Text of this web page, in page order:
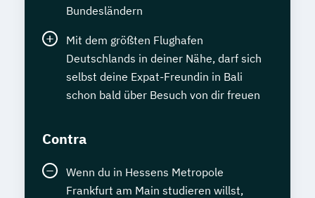
Bundesländern
Mit dem größten Flughafen
Deutschlands in deiner Nähe, darf sich
selbst deine Expat-Freundin in Bali
schon bald über Besuch von dir freuen
Contra
Wenn du in Hessens Metropole
Frankfurt am Main studieren willst,